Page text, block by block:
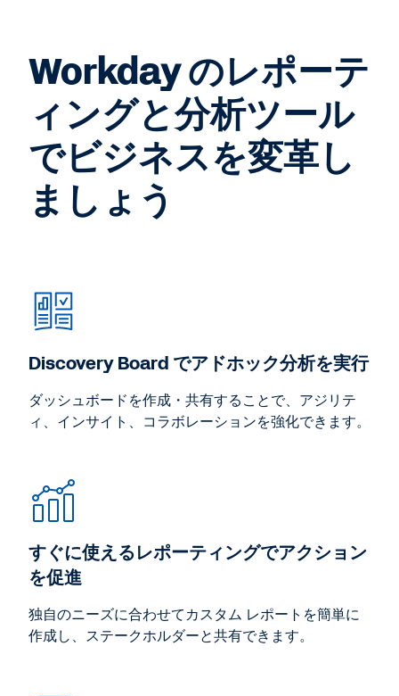
Workday のレポーテ
ィングと分析ツール
でビジネスを変革し
ましょう
Discovery Board でアドホック分析を実行
ダッシュボードを作成・共有することで、アジリテ
ィ、インサイト、コラボレーションを強化できます。
すぐに使えるレポーティングでアクション
を促進
独自のニーズに合わせてカスタム レポートを簡単に
作成し、ステークホルダーと共有できます。